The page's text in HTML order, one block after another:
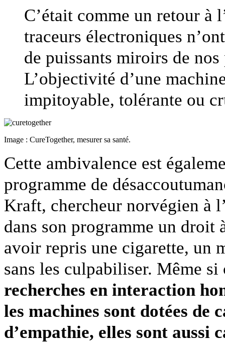
C’était comme un retour à
traceurs électroniques
de puissants miroirs de
L’objectivité d’une
impitoyable, tolérante ou
Image : CureTogether, mesurer sa santé.
Cette ambivalence est
programme de
Kraft, chercheur norvégien à
dans son programme un droit
avoir repris une cigarette, un
sans les culpabiliser. Même
recherches en interaction
les machines sont dotées de
d’empathie, elles sont aussi